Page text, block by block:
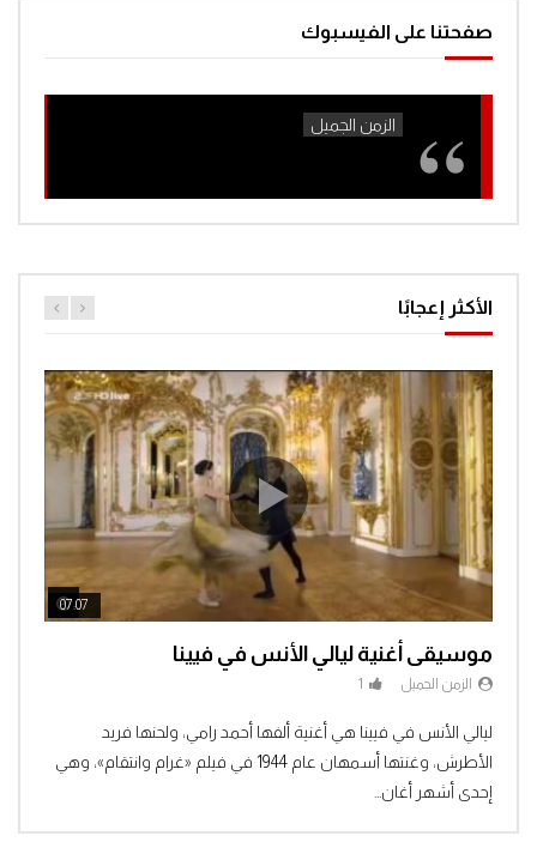
Bensound-cute
-~-~~-~~~-~~-~-
Please watch: “هالوين احلى الملابس التنكرية للأطفال مضحكة و لطيفة
Best Halloween Costumes 4 kids, adorable & funny”
https://www.youtube.com/watch?v=wiWzVOuqN8s
-~-~~-~~~-~~-~-
Click to rate this post!
صفحتنا على الفيسبوك
الأكثر إعجابًا
07:07
موسيقى أغنية ليالي الأنس في فيينا
الزمن الجميل 1
ليالي الأنس في فيينا هي أغنية ألفها أحمد رامي، ولحنها فريد
الأطرش، وغنتها أسمهان عام 1944 في فيلم «غرام وانتقام»، وهي
إحدى أشهر أغان...
Watch Later